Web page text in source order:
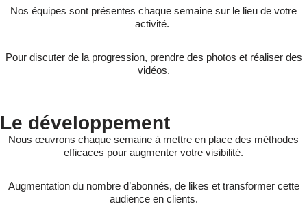
Nos équipes sont présentes chaque semaine sur le lieu de votre
activité.
Pour discuter de la progression, prendre des photos et réaliser des
vidéos.
Le développement
Nous œuvrons chaque semaine à mettre en place des méthodes
efficaces pour augmenter votre visibilité.
Augmentation du nombre d’abonnés, de likes et transformer cette
audience en clients.